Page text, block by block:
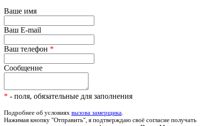
Ваше имя
Ваш E-mail
Ваш телефон *
Сообщение
* - поля, обязательные для заполнения
Подробнее об условиях вызова замерщика.
Нажимая кнопку "Отправить", я подтверждаю своё согласие получать